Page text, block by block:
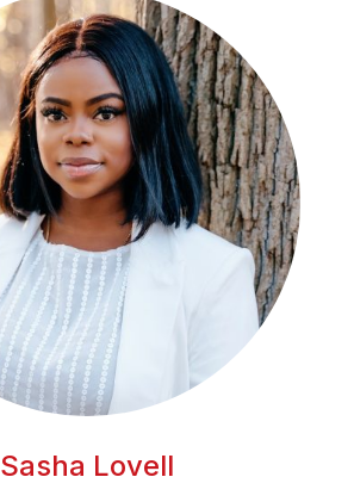
Sasha Lovell